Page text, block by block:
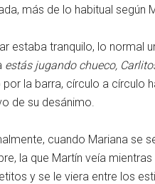
más de lo habitual según
estaba tranquilo, lo normal
estás jugando chueco,
la barra, círculo a círculo
de su desánimo.
cuando Mariana se
la que Martín veía
y se le viera entre los